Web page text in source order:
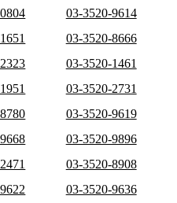
03-3520-9614
03-3520-8666
03-3520-1461
03-3520-2731
03-3520-9619
03-3520-9896
03-3520-8908
03-3520-9636